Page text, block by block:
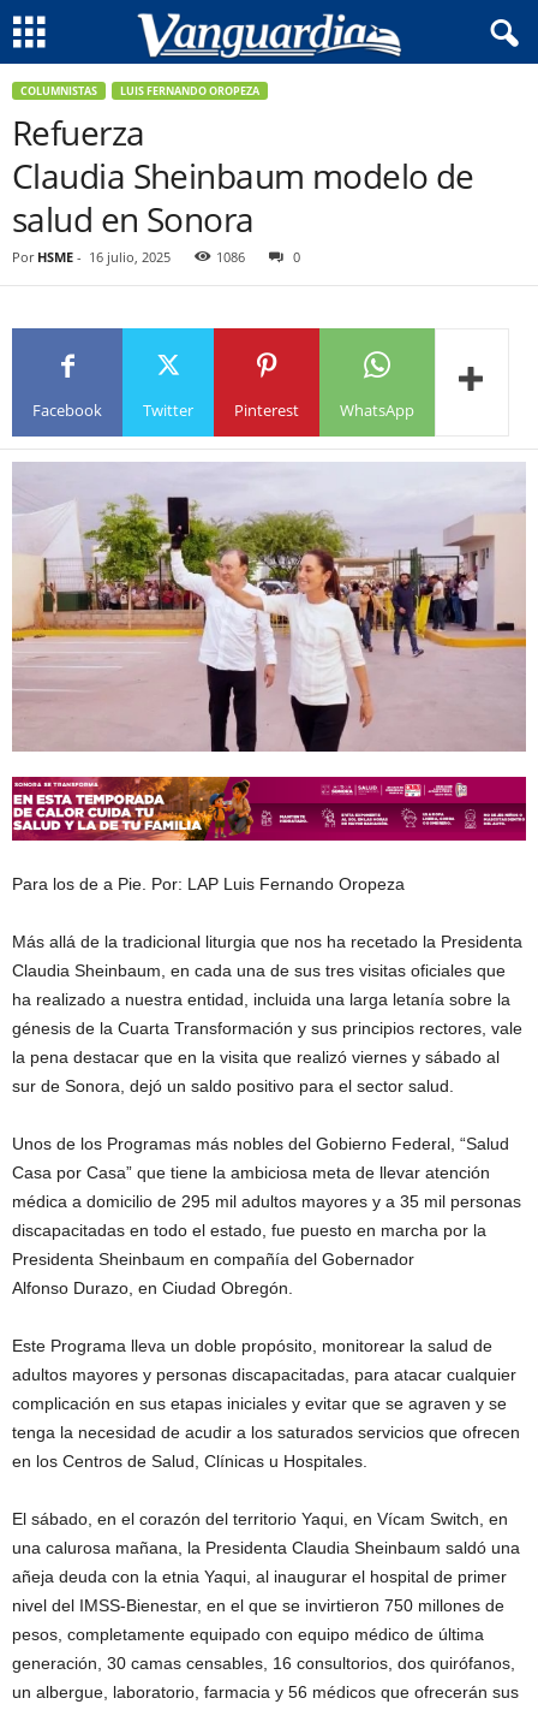
COLUMNISTAS LUIS FERNANDO OROPEZA
Refuerza
Claudia Sheinbaum modelo de
salud en Sonora
Por HSME - 16 julio, 2025 1086 0
Facebook Twitter Pinterest WhatsApp
Para los de a Pie. Por: LAP Luis Fernando Oropeza
Más allá de la tradicional liturgia que nos ha recetado la Presidenta
Claudia Sheinbaum, en cada una de sus tres visitas oficiales que
ha realizado a nuestra entidad, incluida una larga letanía sobre la
génesis de la Cuarta Transformación y sus principios rectores, vale
la pena destacar que en la visita que realizó viernes y sábado al
sur de Sonora, dejó un saldo positivo para el sector salud.
Unos de los Programas más nobles del Gobierno Federal, “Salud
Casa por Casa” que tiene la ambiciosa meta de llevar atención
médica a domicilio de 295 mil adultos mayores y a 35 mil personas
discapacitadas en todo el estado, fue puesto en marcha por la
Presidenta Sheinbaum en compañía del Gobernador
Alfonso Durazo, en Ciudad Obregón.
Este Programa lleva un doble propósito, monitorear la salud de
adultos mayores y personas discapacitadas, para atacar cualquier
complicación en sus etapas iniciales y evitar que se agraven y se
tenga la necesidad de acudir a los saturados servicios que ofrecen
en los Centros de Salud, Clínicas u Hospitales.
El sábado, en el corazón del territorio Yaqui, en Vícam Switch, en
una calurosa mañana, la Presidenta Claudia Sheinbaum saldó una
añeja deuda con la etnia Yaqui, al inaugurar el hospital de primer
nivel del IMSS-Bienestar, en el que se invirtieron 750 millones de
pesos, completamente equipado con equipo médico de última
generación, 30 camas censables, 16 consultorios, dos quirófanos,
un albergue, laboratorio, farmacia y 56 médicos que ofrecerán sus